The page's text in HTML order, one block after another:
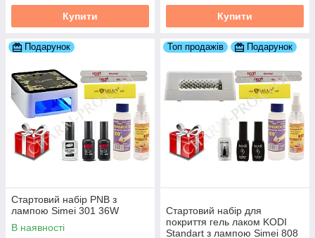
Купити Купити
Подарунок
Стартовий набір PNB з
лампою Simei 301 36W
В наявності
Топ продажів Подарунок
Стартовий набір для
покриття гель лаком KODI
Standart з лампою Simei 808